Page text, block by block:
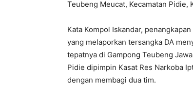
Teubeng Meucat, Kecamatan Pidie,
Kata Kompol Iskandar,
yang melaporkan tersangka DA
tepatnya di Gampong Teubeng
Pidie dipimpin Kasat Res Narkoba
dengan membagi dua tim.